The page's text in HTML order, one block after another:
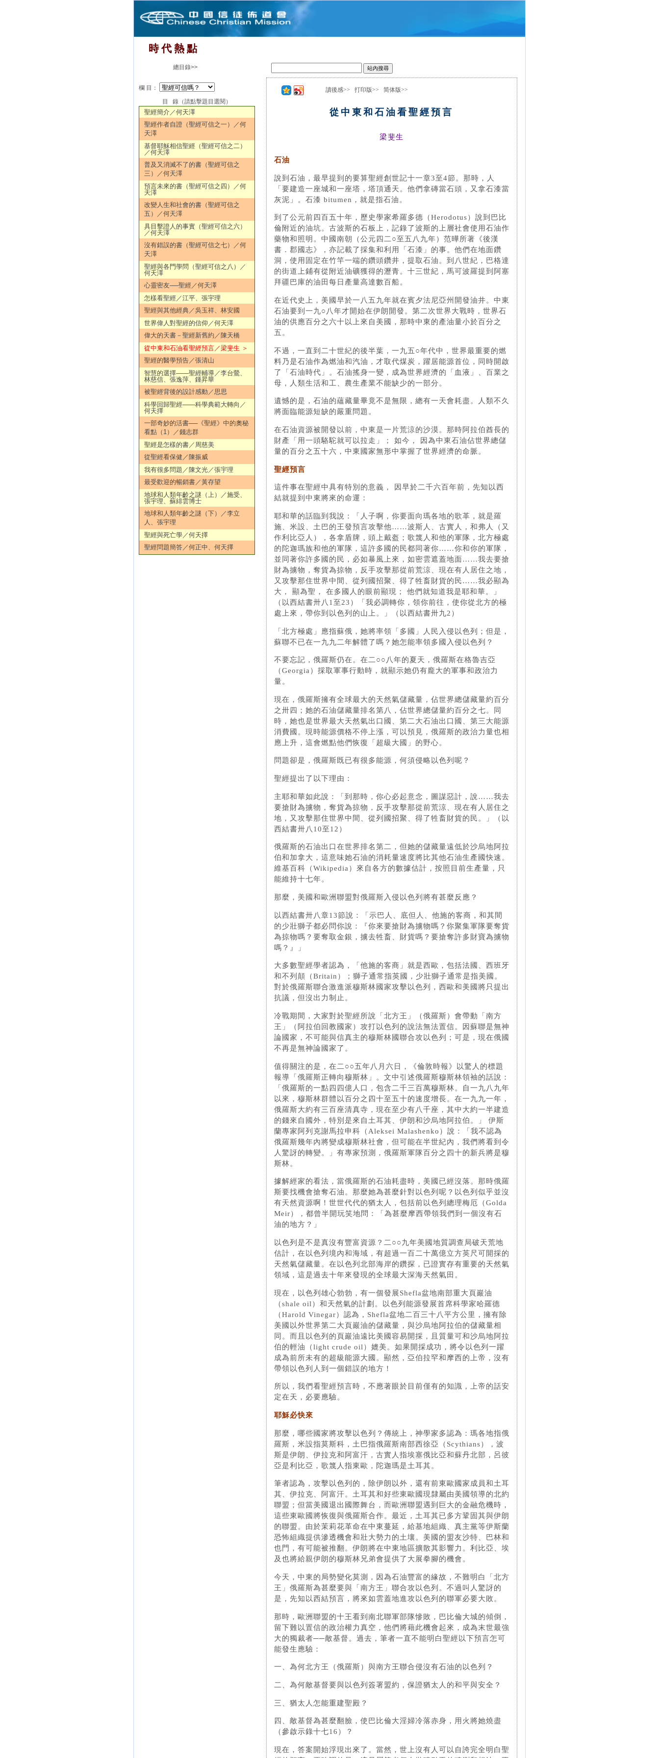
時 代 熱 點
總目錄>>
欄 目：
目 錄（請點擊題目選閱）
聖經簡介／何天澤
聖經作者自證（聖經可信之一）／何
天澤
基督耶穌相信聖經（聖經可信之二）
／何天澤
普及又消滅不了的書（聖經可信之
三）／何天澤
預言未來的書（聖經可信之四）／何
天澤
改變人生和社會的書（聖經可信之
五）／何天澤
具目擊證人的事實（聖經可信之六）
／何天澤
沒有錯誤的書（聖經可信之七）／何
天澤
聖經與各門學問（聖經可信之八）／
何天澤
心靈密友──聖經／何天澤
怎樣看聖經／江平、張宇理
聖經與其他經典／吳玉祥、林安國
世界偉人對聖經的信仰／何天澤
偉大的天書－聖經新舊約／陳天橋
從中東和石油看聖經預言／梁斐生 ＞
聖經的醫學預告／張清山
智慧的選擇——聖經輔導／李台鶯、
林慈信、張逸萍、鍾昇華
被聖經背後的設計感動／思思
科學回歸聖經——科學典範大轉向／
何天擇
一部奇妙的活書──《聖經》中的奧秘
看點（1）／錢志群
聖經是怎樣的書／周慈美
從聖經看保健／陳振威
我有很多問題／陳文光／張宇理
最受歡迎的暢銷書／黃存望
地球和人類年齡之謎（上）／施受、
張宇理、蘇緋雲博士
地球和人類年齡之謎（下）／李立
人、張宇理
聖經與死亡學／何天擇
聖經問題簡答／何正中、何天擇
讀後感>> 打印版>> 简体版>>
從中東和石油看聖經預言
梁斐生
石油
說到石油，最早提到的要算聖經創世記十一章3至4節。那時，人
「要建造一座城和一座塔，塔頂通天。他們拿磚當石頭，又拿石漆當
灰泥」。石漆 bitumen，就是指石油。
到了公元前四百五十年，歷史學家希羅多德（Herodotus）說到巴比
倫附近的油坑。古波斯的石板上，記錄了波斯的上層社會使用石油作
藥物和照明。中國南朝（公元四二○至五八九年）范曄所著《後漢
書．郡國志》，亦記載了採集和利用「石漆」的事。他們在地面鑽
洞，使用固定在竹竿一端的鑽頭鑽井，提取石油。到八世紀，巴格達
的街道上鋪有從附近油礦獲得的瀝青。十三世紀，馬可波羅提到阿塞
拜疆巴庫的油田每日產量高達數百船。
在近代史上，美國早於一八五九年就在賓夕法尼亞州開發油井。中東
石油要到一九○八年才開始在伊朗開發。第二次世界大戰時，世界石
油的供應百分之六十以上來自美國，那時中東的產油量小於百分之
五。
不過，一直到二十世紀的後半葉，一九五○年代中，世界最重要的燃
料乃是石油作為燃油和汽油，才取代煤炭，躍居能源首位，同時開啟
了「石油時代」。石油搖身一變，成為世界經濟的「血液」、百業之
母，人類生活和工、農生產業不能缺少的一部分。
遺憾的是，石油的蘊藏量畢竟不是無限，總有一天會耗盡。人類不久
將面臨能源短缺的嚴重問題。
在石油資源被開發以前，中東是一片荒涼的沙漠。那時阿拉伯酋長的
財產「用一頭駱駝就可以拉走」； 如今， 因為中東石油佔世界總儲
量的百分之五十六，中東國家無形中掌握了世界經濟的命脈。
聖經預言
這件事在聖經中具有特別的意義， 因早於二千六百年前，先知以西
結就提到中東將來的命運：
耶和華的話臨到我說：「人子啊，你要面向瑪各地的歌革，就是羅
施、米設、土巴的王發預言攻擊他……波斯人、古實人，和弗人（又
作利比亞人），各拿盾牌，頭上戴盔；歌篾人和他的軍隊，北方極處
的陀迦瑪族和他的軍隊，這許多國的民都同著你……你和你的軍隊，
並同著你許多國的民，必如暴風上來，如密雲遮蓋地面……我去要搶
財為擄物，奪貨為掠物，反手攻擊那從前荒涼、現在有人居住之地，
又攻擊那住世界中間、從列國招聚、得了牲畜財貨的民……我必顯為
大， 顯為聖， 在多國人的眼前顯現； 他們就知道我是耶和華。」
（以西結書卅八1至23）「我必調轉你，領你前往，使你從北方的極
處上來，帶你到以色列的山上。」（以西結書卅九2）
「北方極處」應指蘇俄，她將率領「多國」人民入侵以色列；但是，
蘇聯不已在一九九二年解體了嗎？她怎能率領多國入侵以色列？
不要忘記，俄羅斯仍在。在二○○八年的夏天，俄羅斯在格魯吉亞
（Georgia）採取軍事行動時，就顯示她仍有龐大的軍事和政治力
量。
現在，俄羅斯擁有全球最大的天然氣儲藏量，佔世界總儲藏量約百分
之卅四；她的石油儲藏量排名第八，佔世界總儲量約百分之七。同
時，她也是世界最大天然氣出口國、第二大石油出口國、第三大能源
消費國。現時能源價格不停上漲，可以預見，俄羅斯的政治力量也相
應上升，這會燃點他們恢復「超級大國」的野心。
問題卻是，俄羅斯既已有很多能源，何須侵略以色列呢？
聖經提出了以下理由：
主耶和華如此說：「到那時，你心必起意念，圖謀惡計，說……我去
要搶財為擄物，奪貨為掠物，反手攻擊那從前荒涼、現在有人居住之
地，又攻擊那住世界中間、從列國招聚、得了牲畜財貨的民。」（以
西結書卅八10至12）
俄羅斯的石油出口在世界排名第二，但她的儲藏量遠低於沙烏地阿拉
伯和加拿大，這意味她石油的消耗量速度將比其他石油生產國快速。
維基百科（Wikipedia）來自各方的數據估計，按照目前生產量，只
能維持十七年。
那麼，美國和歐洲聯盟對俄羅斯入侵以色列將有甚麼反應？
以西結書卅八章13節說：「示巴人、底但人、他施的客商，和其間
的少壯獅子都必問你說：『你來要搶財為擄物嗎？你聚集軍隊要奪貨
為掠物嗎？要奪取金銀，擄去牲畜、財貨嗎？要搶奪許多財寶為擄物
嗎？』」
大多數聖經學者認為，「他施的客商」就是西歐，包括法國、西班牙
和不列顛（Britain）；獅子通常指英國，少壯獅子通常是指美國。
對於俄羅斯聯合激進派穆斯林國家攻擊以色列，西歐和美國將只提出
抗議，但沒出力制止。
冷戰期間，大家對於聖經所說「北方王」（俄羅斯）會帶動「南方
王」（阿拉伯回教國家）攻打以色列的說法無法置信。因蘇聯是無神
論國家，不可能與信真主的穆斯林國聯合攻以色列；可是，現在俄國
不再是無神論國家了。
值得關注的是，在二○○五年八月六日，《倫敦時報》以驚人的標題
報導「俄羅斯正轉向穆斯林」。文中引述俄羅斯穆斯林領袖的話說：
「俄羅斯的一點四四億人口，包含二千三百萬穆斯林。自一九八九年
以來，穆斯林群體以百分之四十至五十的速度增長。在一九九一年，
俄羅斯大約有三百座清真寺，現在至少有八千座，其中大約一半建造
的錢來自國外，特別是來自土耳其、伊朗和沙烏地阿拉伯。」 伊斯
蘭專家阿列克謝馬拉申科（Aleksei Malashenko）說：「我不認為
俄羅斯幾年內將變成穆斯林社會，但可能在半世紀內，我們將看到令
人驚訝的轉變。」有專家預測，俄羅斯軍隊百分之四十的新兵將是穆
斯林。
據解經家的看法，當俄羅斯的石油耗盡時，美國已經沒落。那時俄羅
斯要找機會搶奪石油。那麼她為甚麼針對以色列呢？以色列似乎並沒
有天然資源啊！世世代代的猶太人，包括前以色列總理梅厄（Golda
Meir），都曾半開玩笑地問：「為甚麼摩西帶領我們到一個沒有石
油的地方？」
以色列是不是真沒有豐富資源？二○○九年美國地質調查局破天荒地
估計，在以色列境內和海域，有超過一百二十萬億立方英尺可開採的
天然氣儲藏量。在以色列北部海岸的鑽探，已證實存有重要的天然氣
領域，這是過去十年來發現的全球最大深海天然氣田。
現在，以色列雄心勃勃，有一個發展Shefla盆地南部重大頁巖油
（shale oil）和天然氣的計劃。以色列能源發展首席科學家哈羅德
（Harold Vinegar）認為，Shefla盆地二百三十八平方公里，擁有除
美國以外世界第二大頁巖油的儲藏量，與沙烏地阿拉伯的儲藏量相
同。而且以色列的頁巖油遠比美國容易開採，且質量可和沙烏地阿拉
伯的輕油（light crude oil）媲美。如果開採成功，將令以色列一躍
成為前所未有的超級能源大國。顯然，亞伯拉罕和摩西的上帝，沒有
帶領以色列人到一個錯誤的地方！
所以，我們看聖經預言時，不應著眼於目前僅有的知識，上帝的話安
定在天，必要應驗。
耶穌必快來
那麼，哪些國家將攻擊以色列？傳統上，神學家多認為：瑪各地指俄
羅斯，米設指莫斯科，土巴指俄羅斯南部西徐亞（Scythians），波
斯是伊朗、伊拉克和阿富汗，古實人指埃塞俄比亞和蘇丹北部，呂彼
亞是利比亞，歌篾人指東歐，陀迦瑪是土耳其。
筆者認為，攻擊以色列的，除伊朗以外，還有前東歐國家成員和土耳
其、伊拉克、阿富汗。土耳其和好些東歐國現隸屬由美國領導的北約
聯盟；但當美國退出國際舞台，而歐洲聯盟遇到巨大的金融危機時，
這些東歐國將恢復與俄羅斯合作。最近，土耳其已多方鞏固其與伊朗
的聯盟。由於茉莉花革命在中東蔓延，給基地組織、真主黨等伊斯蘭
恐怖組織提供滲透機會和壯大勢力的土壤。美國的盟友沙特、巴林和
也門，有可能被推翻。伊朗將在中東地區擴散其影響力。利比亞、埃
及也將給親伊朗的穆斯林兄弟會提供了大展拳腳的機會。
今天，中東的局勢變化莫測，因為石油豐富的緣故，不難明白「北方
王」俄羅斯為甚麼要與「南方王」聯合攻以色列。不過叫人驚訝的
是，先知以西結預言，將來如雲蓋地進攻以色列的聯軍必要大敗。
那時，歐洲聯盟的十王看到南北聯軍部隊慘敗，巴比倫大城的傾倒，
留下難以置信的政治權力真空，他們將藉此機會起來，成為末世最強
大的獨裁者──敵基督。過去，筆者一直不能明白聖經以下預言怎可
能發生應驗：
一、為何北方王（俄羅斯）與南方王聯合侵沒有石油的以色列？
二、為何敵基督要與以色列簽署盟約，保證猶太人的和平與安全？
三、猶太人怎能重建聖殿？
四、敵基督為甚麼翻臉，使巴比倫大淫婦冷落赤身，用火將她燒盡
（參啟示錄十七16）？
現在，答案開始浮現出來了。當然，世上沒有人可以自誇完全明白聖